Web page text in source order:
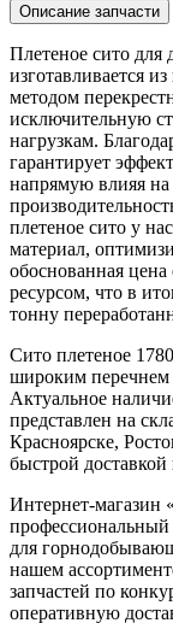
Описание запчасти
Плетеное сито для
изготавливается
методом
исключительную
нагрузкам.
гарантирует
напрямую влияя на
плетеное сито у
материал,
обоснованная
ресурсом, что в
тонну
Сито плетеное
широким
Актуальное
представлен на
Красноярске,
быстрой
Интернет-магазин
для
нашем
запчастей по
оперативную